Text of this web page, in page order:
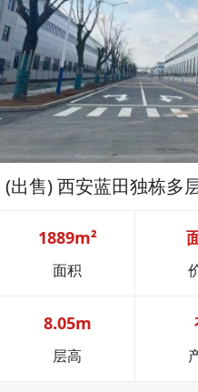
(出售) 西安蓝田独栋多
1889m²
面积
8.05m
层高